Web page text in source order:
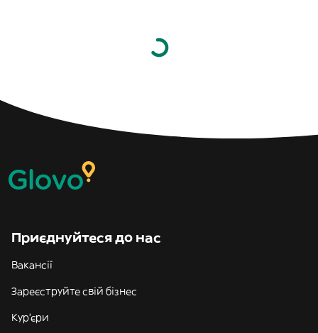
Приєднуйтеся до нас
Вакансії
Зареєструйте свій бізнес
Кур'єри